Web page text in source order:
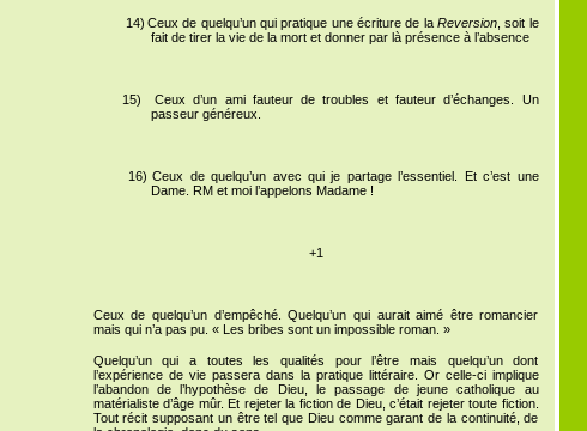
14) Ceux de quelqu’un qui pratique une écriture de la Reversion, soit le
fait de tirer la vie de la mort et donner par là présence à l’absence
15)
Ceux d’un ami fauteur de troubles et fauteur d’échanges. Un
passeur généreux.
16) Ceux de quelqu’un avec qui je partage l’essentiel. Et c’est une
Dame. RM et moi l’appelons Madame !
+1
Ceux de quelqu’un d’empêché. Quelqu’un qui aurait aimé être romancier
mais qui n’a pas pu. « Les bribes sont un impossible roman. »
Quelqu’un qui a toutes les qualités pour l’être mais quelqu’un dont
l’expérience de vie passera dans la pratique littéraire. Or celle-ci implique
l’abandon de l’hypothèse de Dieu, le passage de jeune catholique au
matérialiste d’âge mûr. Et rejeter la fiction de Dieu, c’était rejeter toute fiction.
Tout récit supposant un être tel que Dieu comme garant de la continuité, de